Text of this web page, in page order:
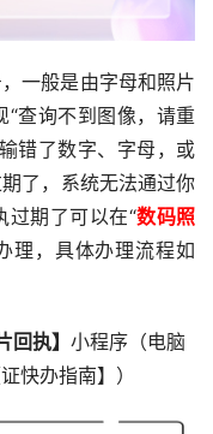
一般是由字母和照片
查询不到图像，请重
错了数字、字母，或
了，系统无法通过你
过期了可以在“数码照
理，具体办理流程如
回执】 小程序（电脑
快办指南】）